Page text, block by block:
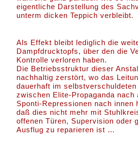
eigentliche Darstellung des
unterm dicken Teppich verbleibt.
Als Effekt bleibt lediglich die
Dampfdrucktopfs, über den die
Kontrolle verloren haben.
Die Betriebsstruktur dieser
nachhaltig zerstört, wo das
dauerhaft im
zwischen Elite-Propaganda nach
Sponti-Repressionen nach innen
daß dies nicht mehr mit
offenen Türen, Supervision oder
Ausflug zu reparieren ist …